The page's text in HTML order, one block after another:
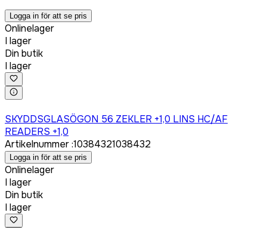
Logga in för att se pris
Onlinelager
I lager
Din butik
I lager
SKYDDSGLASÖGON 56 ZEKLER +1,0 LINS HC/AF
READERS +1,0
Artikelnummer:10384321038432
Logga in för att se pris
Onlinelager
I lager
Din butik
I lager